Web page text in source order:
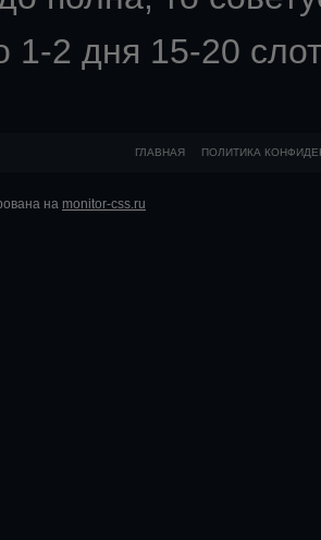
1-2 дня 15-20
ГЛАВНАЯ ПОЛИТИКА
на monitor-css.ru